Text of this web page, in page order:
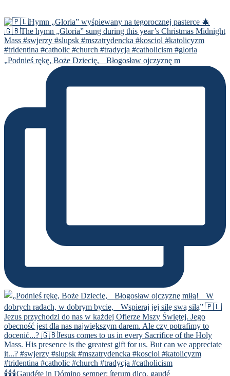
„Podnieś rękę, Boże Dziecię, Błogosław ojczyznę m
🕯️🕯️🕯️Gaudéte in Dómino semper: íterum dico, gaudé